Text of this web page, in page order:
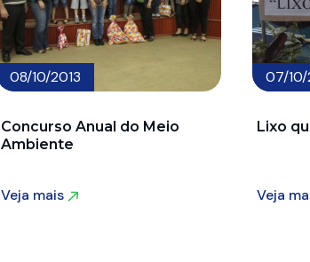
08/10/2013
Concurso Anual do Meio
Ambiente
Veja mais
07/10/
Lixo
Veja